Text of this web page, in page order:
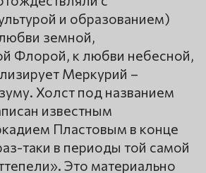
и образованием)
земной,
Флорой, к любви небесной,
Меркурий –
Холст под названием
известным
Пластовым в конце
таки в периоды той самой
Это материально